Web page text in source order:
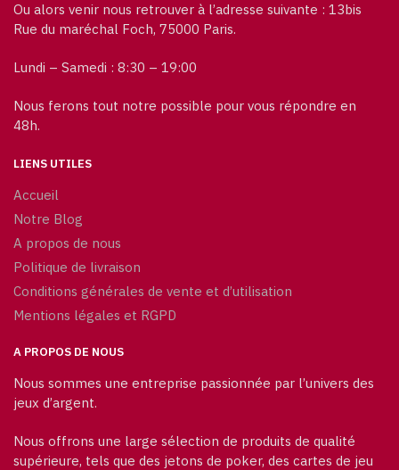
Ou alors venir nous retrouver à l’adresse suivante : 13bis
Rue du maréchal Foch, 75000 Paris.
Lundi – Samedi : 8:30 – 19:00
Nous ferons tout notre possible pour vous répondre en
48h.
LIENS UTILES
Accueil
Notre Blog
A propos de nous
Politique de livraison
Conditions générales de vente et d’utilisation
Mentions légales et RGPD
A PROPOS DE NOUS
Nous sommes une entreprise passionnée par l’univers des
jeux d’argent.
Nous offrons une large sélection de produits de qualité
supérieure, tels que des jetons de poker, des cartes de jeu